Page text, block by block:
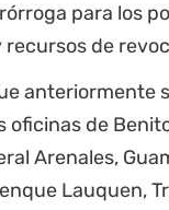
para los
recursos de
anteriormente
oficinas de
Arenales,
Lauquen,